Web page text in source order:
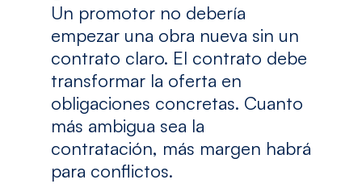
Un promotor no debería
empezar una obra nueva sin un
contrato claro. El contrato debe
transformar la oferta en
obligaciones concretas. Cuanto
más ambigua sea la
contratación, más margen habrá
para conflictos.